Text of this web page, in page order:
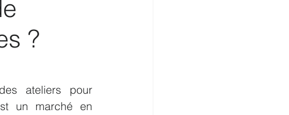
?
ateliers pour
un marché en